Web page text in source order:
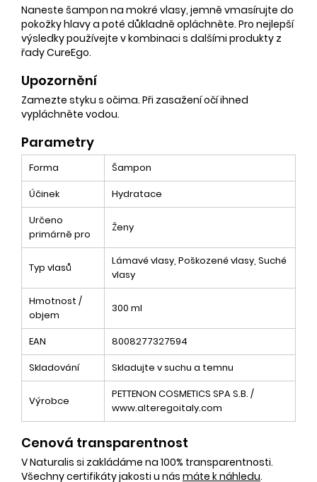
Naneste šampon na mokré vlasy, jemně vmasírujte do
pokožky hlavy a poté důkladně opláchněte. Pro nejlepší
výsledky používejte v kombinaci s dalšími produkty z
řady CureEgo.
Upozornění
Zamezte styku s očima. Při zasažení očí ihned
vypláchněte vodou.
Parametry
Forma
Šampon
Účinek
Hydratace
Určeno
primárně pro
Ženy
Typ vlasů
Lámavé vlasy, Poškozené vlasy, Suché
vlasy
Hmotnost /
objem
300 ml
EAN
8008277327594
Skladování
Skladujte v suchu a temnu
Výrobce
PETTENON COSMETICS SPA S.B. /
www.alteregoitaly.com
Cenová transparentnost
V Naturalis si zakládáme na 100% transparentnosti.
Všechny certifikáty jakosti u nás máte k náhledu.